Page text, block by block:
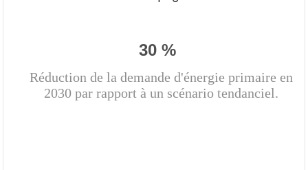
30 %
Réduction de la demande d'énergie primaire en
2030 par rapport à un scénario tendanciel.